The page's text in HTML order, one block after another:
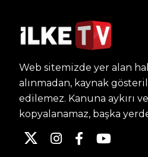
Web sitemizde yer alan
alınmadan, kaynak
edilemez. Kanuna aykırı
kopyalanamaz, başka